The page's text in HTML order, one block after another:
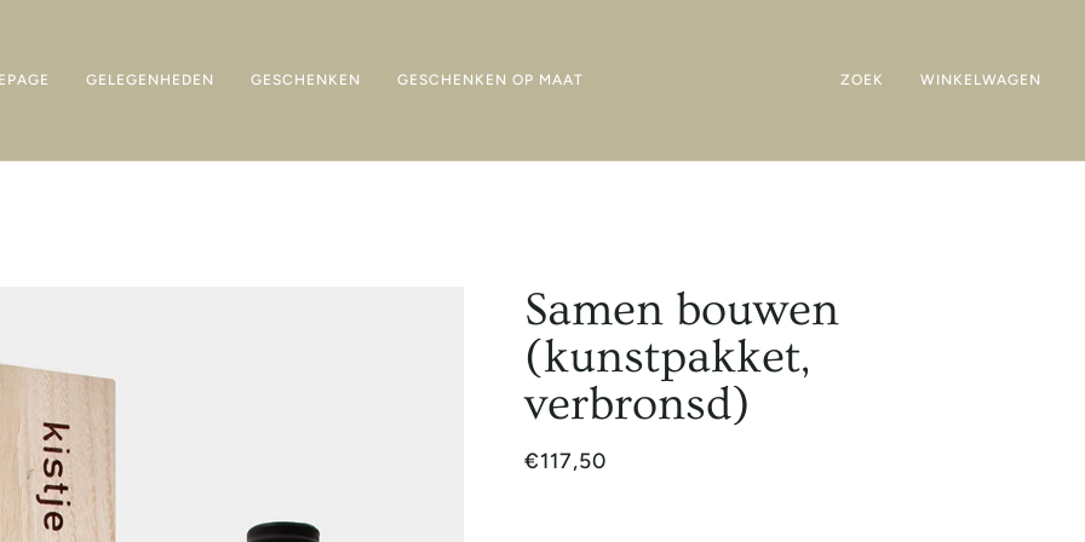
GELEGENHEDEN GESCHENKEN GESCHENKEN OP MAAT ZOEK WINKELWAGEN
Samen bouwen
(kunstpakket,
verbronsd)
€117,50